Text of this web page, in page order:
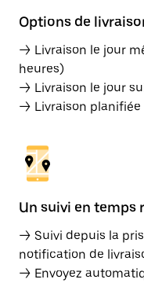
Options de
→ Livraison le jour
heures)
→ Livraison le jour
→ Livraison planifiée
Un suivi en temps
→ Suivi depuis la
notification de
→ Envoyez